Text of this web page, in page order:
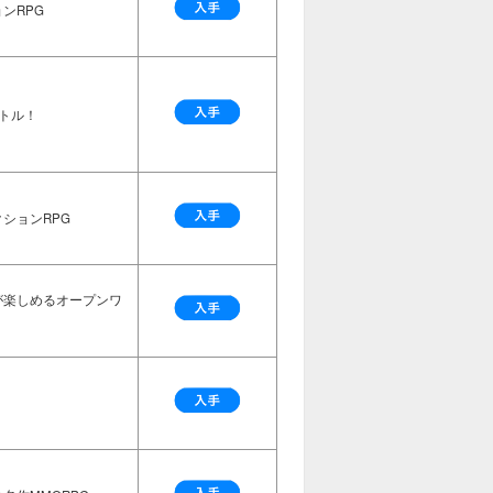
RPG
ル！
ョンRPG
しめるオープンワ